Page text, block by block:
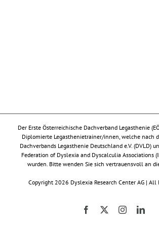
Der Erste Österreichische Dachverband Legasthenie
Diplomierte Legasthenietrainer/innen, welche nach
Dachverbands Legasthenie Deutschland e.V. (DVLD)
Federation of Dyslexia and Dyscalculia Associations
wurden. Bitte wenden Sie sich vertrauensvoll an
Copyright 2026 Dyslexia Research Center AG | All
Facebook Instagram